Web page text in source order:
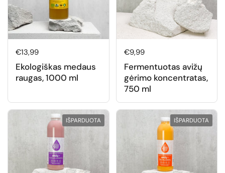
Normali kaina
€13,99
Ekologiškas medaus
raugas, 1000 ml
Normali kaina
€9,99
Fermentuotas avižų
gėrimo koncentratas,
750 ml
IŠPARDUOTA IŠPARDUOTA